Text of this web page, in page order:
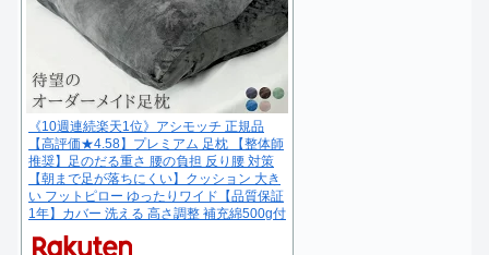
《10週連続楽天1位》アシモッチ 正規品
【高評価★4.58】プレミアム 足枕 【整体師
推奨】足のだる重さ 腰の負担 反り腰 対策
【朝まで足が落ちにくい】クッション 大き
い フットピロー ゆったりワイド【品質保証
1年】カバー 洗える 高さ調整 補充綿500g付